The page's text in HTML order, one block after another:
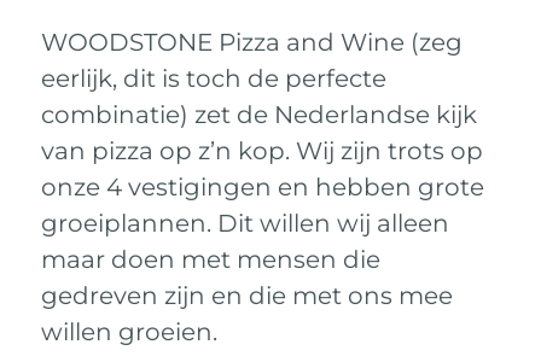
WOODSTONE Pizza and Wine (zeg
eerlijk, dit is toch de perfecte
combinatie) zet de Nederlandse kijk
van pizza op z’n kop. Wij zijn trots op
onze 4 vestigingen en hebben grote
groeiplannen. Dit willen wij alleen
maar doen met mensen die
gedreven zijn en die met ons mee
willen groeien.